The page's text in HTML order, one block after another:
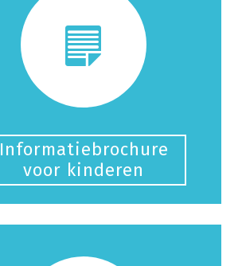
Informatiebrochure
voor kinderen